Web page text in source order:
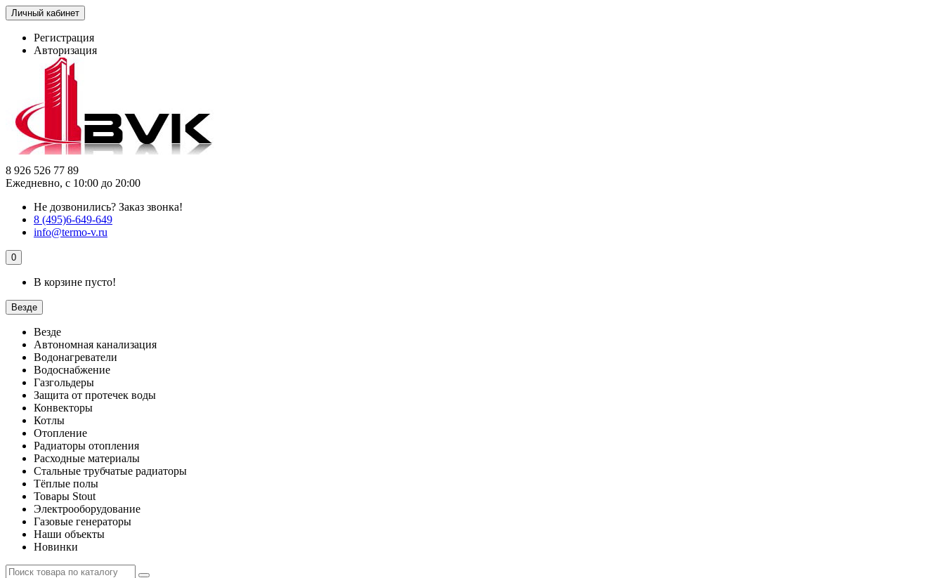
Личный кабинет
Регистрация
Авторизация
8 926 526 77 89
Ежедневно, с 10:00 до 20:00
Не дозвонились? Заказ звонка!
8 (495)6-649-649
info@termo-v.ru
0
В корзине пусто!
Везде
Везде
Автономная канализация
Водонагреватели
Водоснабжение
Газгольдеры
Защита от протечек воды
Конвекторы
Котлы
Отопление
Радиаторы отопления
Расходные материалы
Стальные трубчатые радиаторы
Тёплые полы
Товары Stout
Электрооборудование
Газовые генераторы
Наши объекты
Новинки